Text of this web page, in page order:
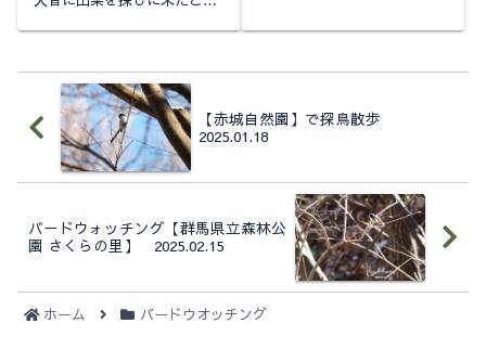
ングにやって来ました可愛い
見えずマンサクが咲いてまし
たあまり取れ高は無...
ました園内を歩く人はまだ少
【赤城自然園】で探鳥散歩
2025.01.18
バードウォッチング【群馬県立森林公
園 さくらの里】 2025.02.15
ホーム バードウオッチング